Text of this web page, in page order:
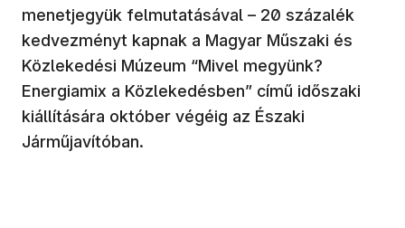
menetjegyük felmutatásával – 20 százalék
kedvezményt kapnak a Magyar Műszaki és
Közlekedési Múzeum “Mivel megyünk?
Energiamix a Közlekedésben” című időszaki
kiállítására október végéig az Északi
Járműjavítóban.